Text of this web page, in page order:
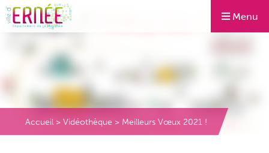
Menu
Accueil > Vidéothèque > Meilleurs Vœux 2021 !